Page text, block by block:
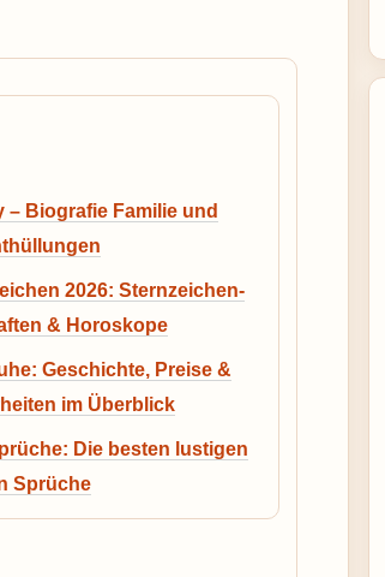
– Biografie Familie und
2026: Sternzeichen-
& Horoskope
Geschichte, Preise &
im Überblick
Die besten lustigen
Sprüche